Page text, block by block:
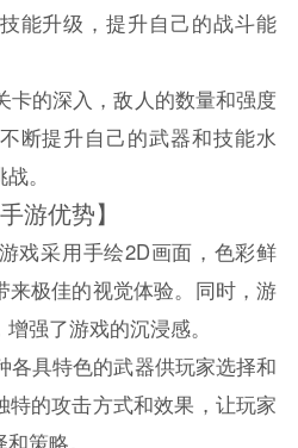
能升级，提升自己的战斗能
卡的深入，敌人的数量和强度
断提升自己的武器和技能水
。
游优势】
戏采用手绘2D画面，色彩鲜
来极佳的视觉体验。同时，游
强了游戏的沉浸感。
各具特色的武器供玩家选择和
的攻击方式和效果，让玩家
策略。